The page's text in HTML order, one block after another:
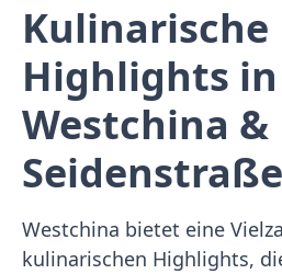
Kulinarische
Highlights in
Westchina &
Seidenstraße
Westchina bietet eine
kulinarischen Highlights,